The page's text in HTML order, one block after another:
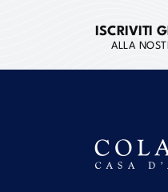
ISCRIVITI
ALLA